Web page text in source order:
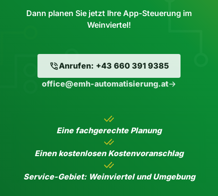
Dann planen Sie jetzt Ihre App-Steuerung im
Weinviertel!
Anrufen: +43 660 391 9385
office@emh-automatisierung.at
Eine fachgerechte Planung
Einen kostenlosen Kostenvoranschlag
Service-Gebiet: Weinviertel und Umgebung